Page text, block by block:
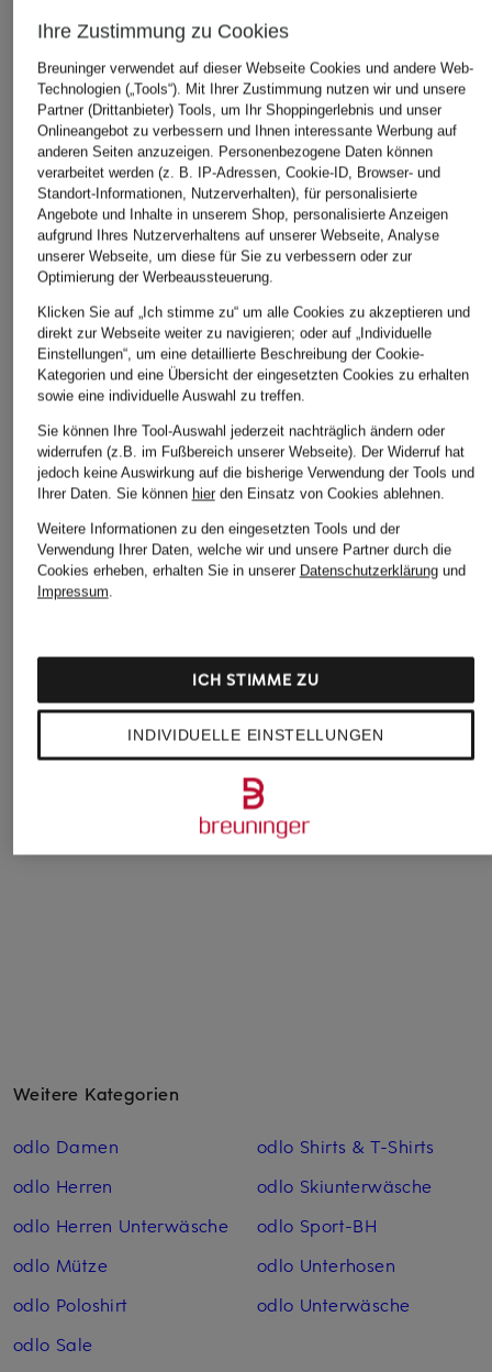
T-Shirt
+Aktionsrabatt
STROKESMAN'S
Strickshirt
29,99 €
Bestpreis:49,99 €
Schöffel
T-Shirt ENIXA
Weitere Kategorien
odlo Damen
odlo Herren
odlo Herren Unterwäsche
odlo Mütze
odlo Poloshirt
odlo Sale
odlo Shirts & T-Shirts
odlo Skiunterwäsche
odlo Sport-BH
odlo Unterhosen
odlo Unterwäsche
Ihre Zustimmung zu Cookies
Breuninger verwendet auf dieser Webseite Cookies und andere Web-
Technologien („Tools“). Mit Ihrer Zustimmung nutzen wir und unsere
Partner (Drittanbieter) Tools, um Ihr Shoppingerlebnis und unser
Onlineangebot zu verbessern und Ihnen interessante Werbung auf
anderen Seiten anzuzeigen. Personenbezogene Daten können
verarbeitet werden (z. B. IP-Adressen, Cookie-ID, Browser- und
Standort-Informationen, Nutzerverhalten), für personalisierte
Angebote und Inhalte in unserem Shop, personalisierte Anzeigen
aufgrund Ihres Nutzerverhaltens auf unserer Webseite, Analyse
unserer Webseite, um diese für Sie zu verbessern oder zur
Optimierung der Werbeaussteuerung.
Klicken Sie auf „Ich stimme zu“ um alle Cookies zu akzeptieren und
direkt zur Webseite weiter zu navigieren; oder auf „Individuelle
Einstellungen“, um eine detaillierte Beschreibung der Cookie-
Kategorien und eine Übersicht der eingesetzten Cookies zu erhalten
sowie eine individuelle Auswahl zu treffen.
Sie können Ihre Tool-Auswahl jederzeit nachträglich ändern oder
widerrufen (z.B. im Fußbereich unserer Webseite). Der Widerruf hat
jedoch keine Auswirkung auf die bisherige Verwendung der Tools und
Ihrer Daten. Sie können hierden Einsatz von Cookies ablehnen.
Weitere Informationen zu den eingesetzten Tools und der
Verwendung Ihrer Daten, welche wir und unsere Partner durch die
Cookies erheben, erhalten Sie in unserer Datenschutzerklärungund
Impressum.
INDIVIDUELLE EINSTELLUNGEN
ICH STIMME ZU